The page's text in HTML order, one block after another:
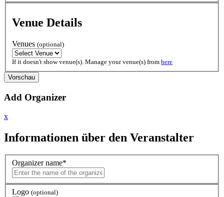
Venue Details
Venues (optional)
If it doesn't show venue(s). Manage your venue(s) from here
Add Organizer
x
Informationen über den Veranstalter
Organizer name*
Logo (optional)